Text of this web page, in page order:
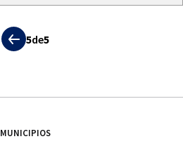
5de5
MUNICIPIOS